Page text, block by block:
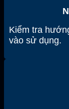
Kiểm tra
vào sử dụng.